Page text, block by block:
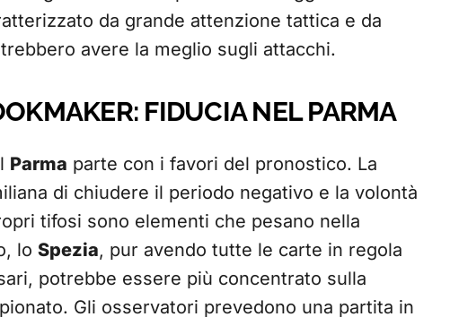
da grande attenzione tattica e da
avere la meglio sugli attacchi.
FIDUCIA NEL PARMA
Parma parte con i favori del pronostico. La
di chiudere il periodo negativo e la volontà
tifosi sono elementi che pesano nella
lo Spezia, pur avendo tutte le carte in regola
potrebbe essere più concentrato sulla
Gli osservatori prevedono una partita in